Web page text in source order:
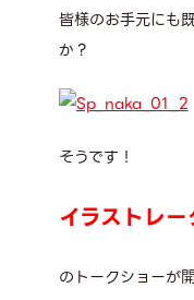
皆様のお手元にも
か？
そうです！
イラストレ
のトークショーが